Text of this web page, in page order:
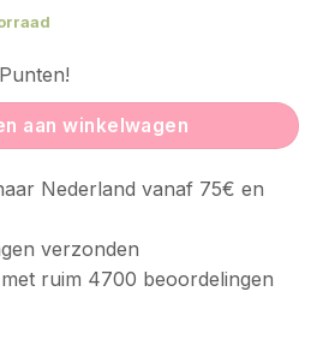
aan winkelwagen
Nederland vanaf 75€ en
verzonden
met ruim 4700 beoordelingen